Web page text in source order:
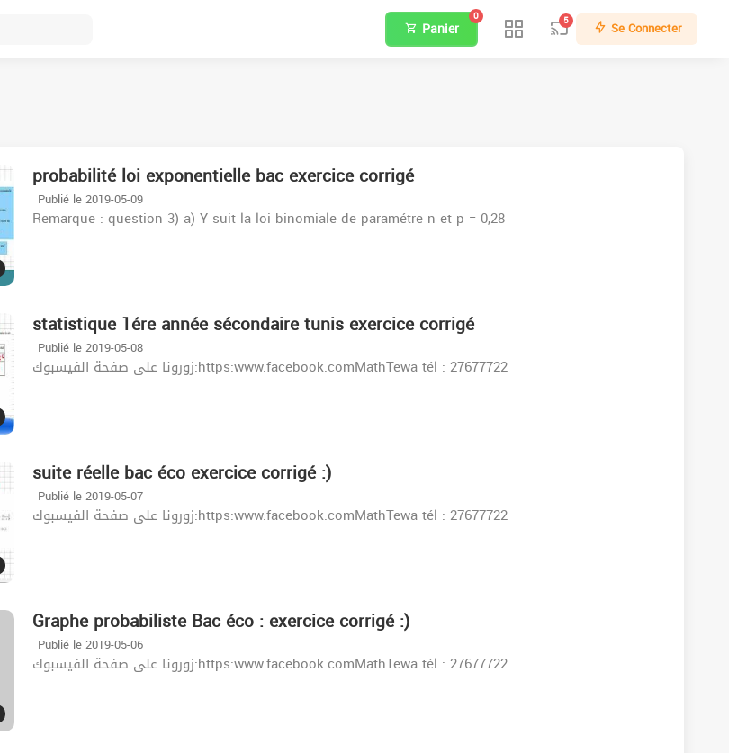
Panier
0 5 Se Connecter
probabilité loi exponentielle bac exercice corrigé
Publié le 2019-05-09
Remarque : question 3) a) Y suit la loi binomiale de paramétre n et p = 0,28
statistique 1ére année sécondaire tunis exercice corrigé
Publié le 2019-05-08
زورونا على صفحة الفيسبوك:https:www.facebook.comMathTewa tél : 27677722
suite réelle bac éco exercice corrigé :)
Publié le 2019-05-07
زورونا على صفحة الفيسبوك:https:www.facebook.comMathTewa tél : 27677722
Graphe probabiliste Bac éco : exercice corrigé :)
Publié le 2019-05-06
زورونا على صفحة الفيسبوك:https:www.facebook.comMathTewa tél : 27677722